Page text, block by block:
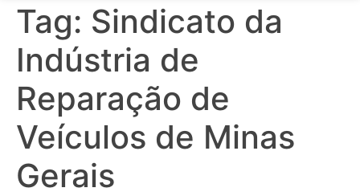
Tag: Sindicato da
Indústria de
Reparação de
Veículos de Minas
Gerais